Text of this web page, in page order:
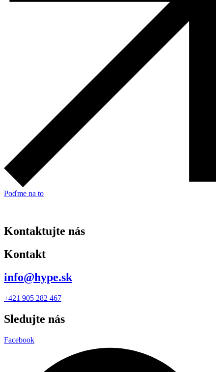
Poďme na to
Kontaktujte nás
Kontakt
info@hype.sk
+421 905 282 467
Sledujte nás
Facebook